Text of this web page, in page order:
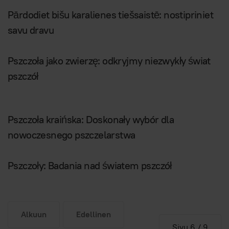
Pārdodiet bišu karalienes tiešsaistē: nostipriniet
savu dravu
Pszczoła jako zwierzę: odkryjmy niezwykły świat
pszczół
Pszczoła kraińska: Doskonały wybór dla
nowoczesnego pszczelarstwa
Pszczoły: Badania nad światem pszczół
Alkuun Edellinen